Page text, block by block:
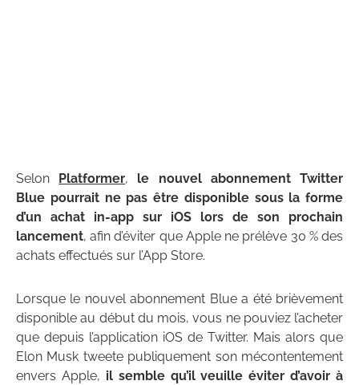
Selon Platformer, le nouvel abonnement Twitter
Blue pourrait ne pas être disponible sous la forme
d’un achat in-app sur iOS lors de son prochain
lancement, afin d’éviter que Apple ne prélève 30 % des
achats effectués sur l’App Store.
Lorsque le nouvel abonnement Blue a été brièvement
disponible au début du mois, vous ne pouviez l’acheter
que depuis l’application iOS de Twitter. Mais alors que
Elon Musk tweete publiquement son mécontentement
envers Apple, il semble qu’il veuille éviter d’avoir à